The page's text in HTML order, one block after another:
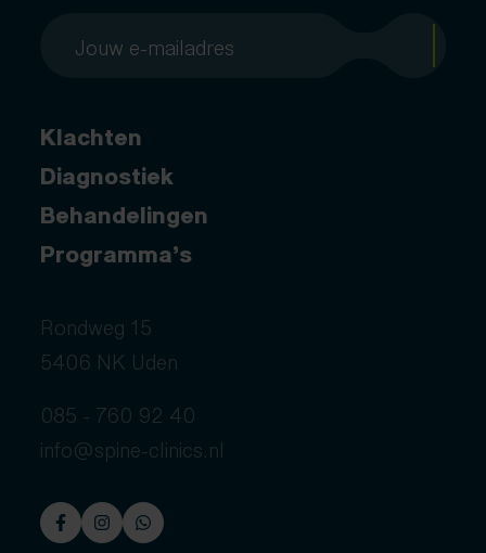
Klachten
Diagnostiek
Behandelingen
Programma’s
Rondweg 15
5406 NK Uden
085 - 760 92 40
info@spine-clinics.nl